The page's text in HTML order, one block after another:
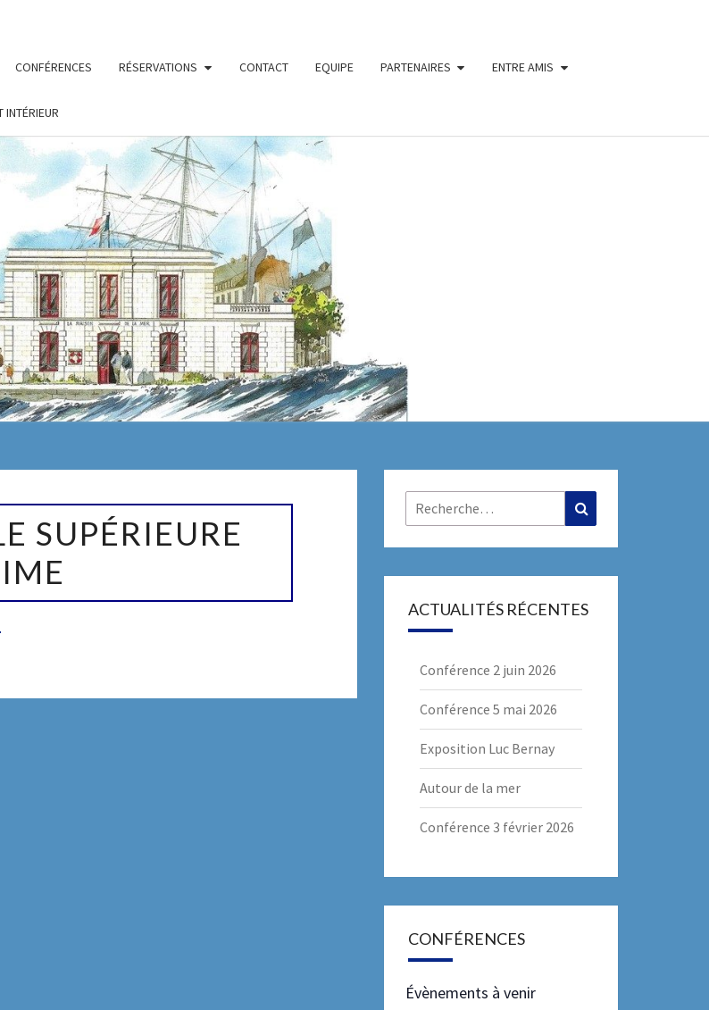
CONFÉRENCES RÉSERVATIONS CONTACT EQUIPE PARTENAIRES ENTRE AMIS
INTÉRIEUR
MAISON
DE LA
Le Site De
La
Fédération
Maritime
Nantes/ St
Nazaire
SUPÉRIEURE
Rechercher :
ACTUALITÉS RÉCENTES
Conférence 2 juin 2026
Conférence 5 mai 2026
Exposition Luc Bernay
Autour de la mer
Conférence 3 février 2026
CONFÉRENCES
Évènements à venir